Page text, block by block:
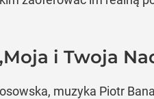
i Twoja
muzyka Piotr